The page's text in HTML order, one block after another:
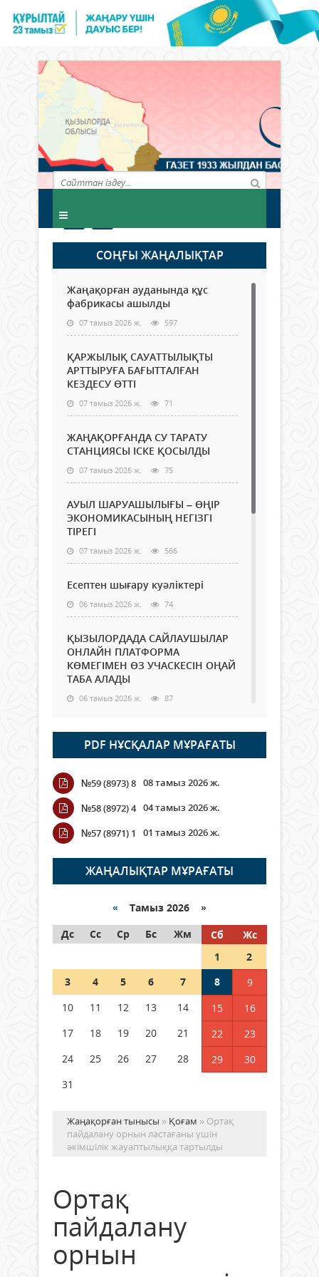
СОҢҒЫ ЖАҢАЛЫҚТАР
Жаңақорған ауданында құс
фабрикасы ашылды
07 тамыз 2026 ж. 597
ҚАРЖЫЛЫҚ САУАТТЫЛЫҚТЫ
АРТТЫРУҒА БАҒЫТТАЛҒАН
КЕЗДЕСУ ӨТТІ
07 тамыз 2026 ж. 71
ЖАҢАҚОРҒАНДА СУ ТАРАТУ
СТАНЦИЯСЫ ІСКЕ ҚОСЫЛДЫ
07 тамыз 2026 ж. 75
АУЫЛ ШАРУАШЫЛЫҒЫ – ӨҢІР
ЭКОНОМИКАСЫНЫҢ НЕГІЗГІ
ТІРЕГІ
07 тамыз 2026 ж. 566
Есептен шығару куәліктері
06 тамыз 2026 ж. 74
ҚЫЗЫЛОРДАДА САЙЛАУШЫЛАР
ОНЛАЙН ПЛАТФОРМА
КӨМЕГІМЕН ӨЗ УЧАСКЕСІН ОҢАЙ
ТАБА АЛАДЫ
06 тамыз 2026 ж. 87
Open Air: Қызылорда облысы
полиция департаменті 20
мыңнан астам көрерменнің
қауіпсіздігін қамтамасыз етті
06 тамыз 2026 ж.
Wi-Fi ҚАБЫРҒА АРҚЫЛЫ ҚАЛАЙ
ӨТЕДІ?
06 тамыз 2026 ж. 265
граждане Казахстана,
05 тамыз 2026 ж. 146
Шетелде жүрген Қазақстан
азаматтары қалай дауыс бере
PDF НҰСҚАЛАР МҰРАҒАТЫ
№59 (8973) 8 08 тамыз 2026 ж.
№58 (8972) 4 04 тамыз 2026 ж.
№57 (8971) 1
01 тамыз 2026 ж.
ЖАҢАЛЫҚТАР МҰРАҒАТЫ
« Тамыз 2026 »
Дс
Сс Ср Бс Жм Сб
Жс
1
2
3
4 5 6 7 8
9
10
11 12 13 14 15
16
17
18 19 20 21 22
23
24
25 26 27 28 29
30
31
Жаңақорған тынысы » Қоғам » Ортақ
пайдалану орнын ластағаны үшін
әкімшілік жауаптылыққа тартылды
Ортақ
пайдалану
орнын